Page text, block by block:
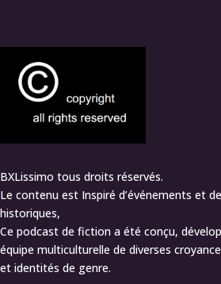
BXLissimo tous droits réservés.
Le contenu est Inspiré d’événements et
historiques,
Ce podcast de fiction a été conçu,
équipe multiculturelle de diverses
et identités de genre.